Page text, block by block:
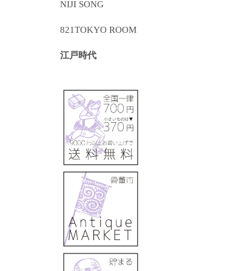
NIJI SONG
821TOKYO ROOM
江戸時代